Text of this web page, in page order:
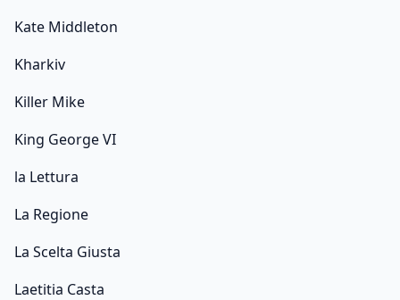
Kate Middleton
Kharkiv
Killer Mike
King George VI
la Lettura
La Regione
La Scelta Giusta
Laetitia Casta